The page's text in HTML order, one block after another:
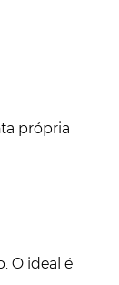
própria
O ideal é